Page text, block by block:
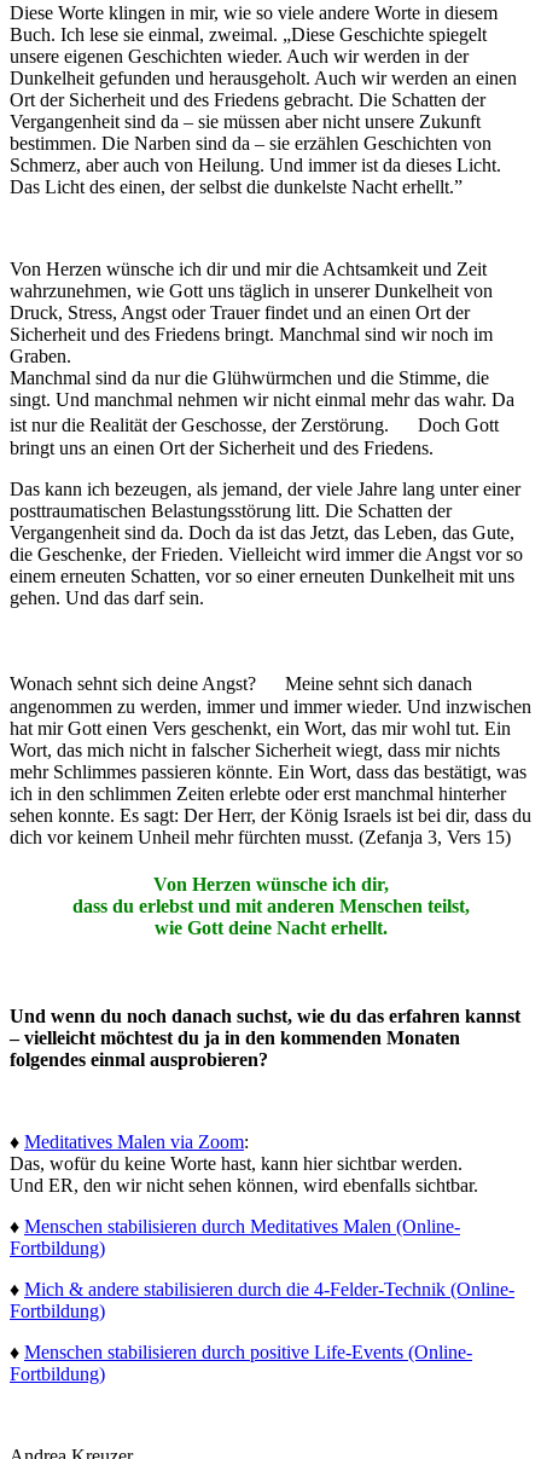
Diese Worte klingen in mir, wie so viele andere Worte in diesem
Buch. Ich lese sie einmal, zweimal. „Diese Geschichte spiegelt
unsere eigenen Geschichten wieder. Auch wir werden in der
Dunkelheit gefunden und herausgeholt. Auch wir werden an einen
Ort der Sicherheit und des Friedens gebracht. Die Schatten der
Vergangenheit sind da – sie müssen aber nicht unsere Zukunft
bestimmen. Die Narben sind da – sie erzählen Geschichten von
Schmerz, aber auch von Heilung. Und immer ist da dieses Licht.
Das Licht des einen, der selbst die dunkelste Nacht erhellt.”
Von Herzen wünsche ich dir und mir die Achtsamkeit und Zeit
wahrzunehmen, wie Gott uns täglich in unserer Dunkelheit von
Druck, Stress, Angst oder Trauer findet und an einen Ort der
Sicherheit und des Friedens bringt. Manchmal sind wir noch im
Graben.
Manchmal sind da nur die Glühwürmchen und die Stimme, die
singt. Und manchmal nehmen wir nicht einmal mehr das wahr. Da
ist nur die Realität der Geschosse, der Zerstörung. Doch Gott
bringt uns an einen Ort der Sicherheit und des Friedens.
Das kann ich bezeugen, als jemand, der viele Jahre lang unter einer
posttraumatischen Belastungsstörung litt. Die Schatten der
Vergangenheit sind da. Doch da ist das Jetzt, das Leben, das Gute,
die Geschenke, der Frieden. Vielleicht wird immer die Angst vor so
einem erneuten Schatten, vor so einer erneuten Dunkelheit mit uns
gehen. Und das darf sein.
Wonach sehnt sich deine Angst? Meine sehnt sich danach
angenommen zu werden, immer und immer wieder. Und inzwischen
hat mir Gott einen Vers geschenkt, ein Wort, das mir wohl tut. Ein
Wort, das mich nicht in falscher Sicherheit wiegt, dass mir nichts
mehr Schlimmes passieren könnte. Ein Wort, dass das bestätigt, was
ich in den schlimmen Zeiten erlebte oder erst manchmal hinterher
sehen konnte. Es sagt: Der Herr, der König Israels ist bei dir, dass du
dich vor keinem Unheil mehr fürchten musst. (Zefanja 3, Vers 15)
Von Herzen wünsche ich dir,
dass du erlebst und mit anderen Menschen teilst,
wie Gott deine Nacht erhellt.
Und wenn du noch danach suchst, wie du das erfahren kannst
– vielleicht möchtest du ja in den kommenden Monaten
folgendes einmal ausprobieren?
♦ Meditatives Malen via Zoom:
Das, wofür du keine Worte hast, kann hier sichtbar werden.
Und ER, den wir nicht sehen können, wird ebenfalls sichtbar.
♦ Menschen stabilisieren durch Meditatives Malen (Online-
Fortbildung)
♦ Mich & andere stabilisieren durch die 4-Felder-Technik (Online-
Fortbildung)
♦ Menschen stabilisieren durch positive Life-Events (Online-
Fortbildung)